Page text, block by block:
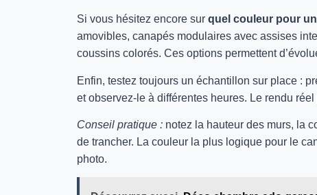
Si vous hésitez encore sur quel couleur pour
amovibles, canapés modulaires avec assises
coussins colorés. Ces options permettent
Enfin, testez toujours un échantillon sur place :
et observez-le à différentes heures. Le rendu
Conseil pratique : notez la hauteur des murs, la
de trancher. La couleur la plus logique pour le
photo.